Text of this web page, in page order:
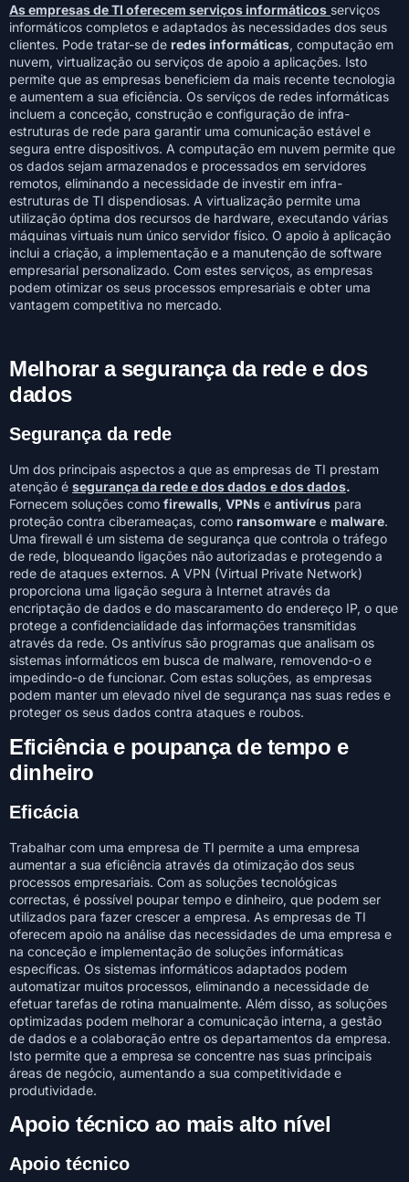
As empresas de TI oferecem serviços informáticos serviços
informáticos completos e adaptados às necessidades dos seus
clientes. Pode tratar-se de redes informáticas, computação em
nuvem, virtualização ou serviços de apoio a aplicações. Isto
permite que as empresas beneficiem da mais recente tecnologia
e aumentem a sua eficiência. Os serviços de redes informáticas
incluem a conceção, construção e configuração de infra-
estruturas de rede para garantir uma comunicação estável e
segura entre dispositivos. A computação em nuvem permite que
os dados sejam armazenados e processados em servidores
remotos, eliminando a necessidade de investir em infra-
estruturas de TI dispendiosas. A virtualização permite uma
utilização óptima dos recursos de hardware, executando várias
máquinas virtuais num único servidor físico. O apoio à aplicação
inclui a criação, a implementação e a manutenção de software
empresarial personalizado. Com estes serviços, as empresas
podem otimizar os seus processos empresariais e obter uma
vantagem competitiva no mercado.
Melhorar a segurança da rede e dos
dados
Segurança da rede
Um dos principais aspectos a que as empresas de TI prestam
atenção é segurança da rede e dos dados e dos dados.
Fornecem soluções como firewalls, VPNs e antivírus para
proteção contra ciberameaças, como ransomware e malware.
Uma firewall é um sistema de segurança que controla o tráfego
de rede, bloqueando ligações não autorizadas e protegendo a
rede de ataques externos. A VPN (Virtual Private Network)
proporciona uma ligação segura à Internet através da
encriptação de dados e do mascaramento do endereço IP, o que
protege a confidencialidade das informações transmitidas
através da rede. Os antivírus são programas que analisam os
sistemas informáticos em busca de malware, removendo-o e
impedindo-o de funcionar. Com estas soluções, as empresas
podem manter um elevado nível de segurança nas suas redes e
proteger os seus dados contra ataques e roubos.
Eficiência e poupança de tempo e
dinheiro
Eficácia
Trabalhar com uma empresa de TI permite a uma empresa
aumentar a sua eficiência através da otimização dos seus
processos empresariais. Com as soluções tecnológicas
correctas, é possível poupar tempo e dinheiro, que podem ser
utilizados para fazer crescer a empresa. As empresas de TI
oferecem apoio na análise das necessidades de uma empresa e
na conceção e implementação de soluções informáticas
específicas. Os sistemas informáticos adaptados podem
automatizar muitos processos, eliminando a necessidade de
efetuar tarefas de rotina manualmente. Além disso, as soluções
optimizadas podem melhorar a comunicação interna, a gestão
de dados e a colaboração entre os departamentos da empresa.
Isto permite que a empresa se concentre nas suas principais
áreas de negócio, aumentando a sua competitividade e
produtividade.
Apoio técnico ao mais alto nível
Apoio técnico